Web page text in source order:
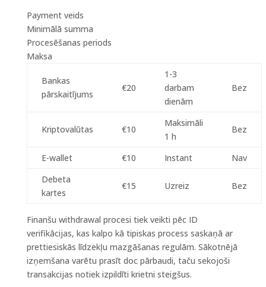
Payment veids
Minimālā summa
Procesēšanas periods
Maksa
Bankas
pārskaitījums
€20
1-3
darbam
dienām
Bez
Kriptovalūtas €10
Maksimāli
1 h
Bez
E-wallet €10 Instant
Nav
Debeta
kartes
€15 Uzreiz Bez
Finanšu withdrawal procesi tiek veikti pēc ID
verifikācijas, kas kalpo kā tipiskas process saskaņā ar
prettiesiskās līdzekļu mazgāšanas regulām. Sākotnējā
izņemšana varētu prasīt doc pārbaudi, taču sekojoši
transakcijas notiek izpildīti krietni steigšus.